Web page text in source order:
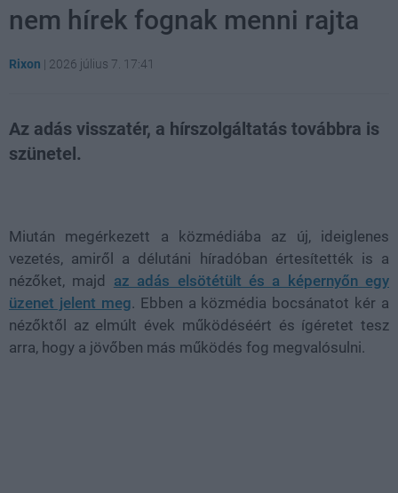
nem hírek fognak menni rajta
Rixon | 2026 július 7. 17:41
Az adás visszatér, a hírszolgáltatás továbbra is
szünetel.
Miután megérkezett a közmédiába az új, ideiglenes
vezetés, amiről a délutáni híradóban értesítették is a
nézőket, majd az adás elsötétült és a képernyőn egy
üzenet jelent meg. Ebben a közmédia bocsánatot kér a
nézőktől az elmúlt évek működéséért és ígéretet tesz
arra, hogy a jövőben más működés fog megvalósulni.